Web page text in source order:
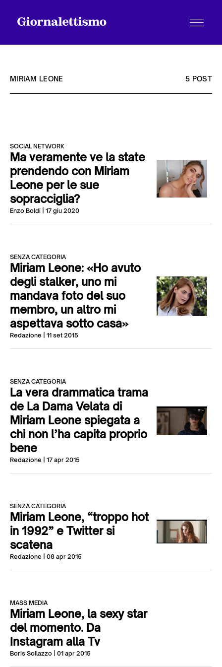
Chi siamo
Contatti
MIRIAM LEONE 5 POST
SOCIAL NETWORK
Ma veramente ve la state
prendendo con Miriam
Leone per le sue
sopracciglia?
Enzo Boldi | 17 giu 2020
SENZA CATEGORIA
Miriam Leone: «Ho avuto
degli stalker, uno mi
mandava foto del suo
membro, un altro mi
aspettava sotto casa»
Redazione | 11 set 2015
SENZA CATEGORIA
La vera drammatica trama
de La Dama Velata di
Miriam Leone spiegata a
chi non l’ha capita proprio
bene
Redazione | 17 apr 2015
SENZA CATEGORIA
Miriam Leone, “troppo hot
in 1992” e Twitter si
scatena
Redazione | 08 apr 2015
MASS MEDIA
Miriam Leone, la sexy star
del momento. Da
Instagram alla Tv
Boris Sollazzo | 01 apr 2015